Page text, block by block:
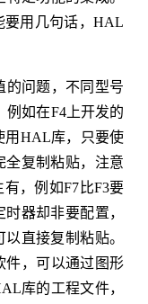
要用几句话，HAL
的问题，不同型号
例如在F4上开发的
用HAL库，只要使
全复制粘贴，注意
，例如F7比F3要
器却非要配置，
直接复制粘贴。
件，可以通过图形
库的工程文件，